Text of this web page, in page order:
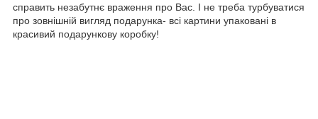
справить незабутнє враження про Вас. І не треба турбуватися
про зовнішній вигляд подарунка- всі картини упаковані в
красивий подарункову коробку!